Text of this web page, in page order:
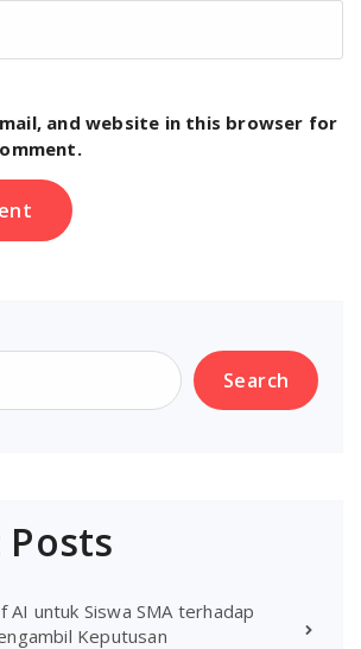
and website in this browser for
Search
Posts
AI untuk Siswa SMA terhadap
Keputusan